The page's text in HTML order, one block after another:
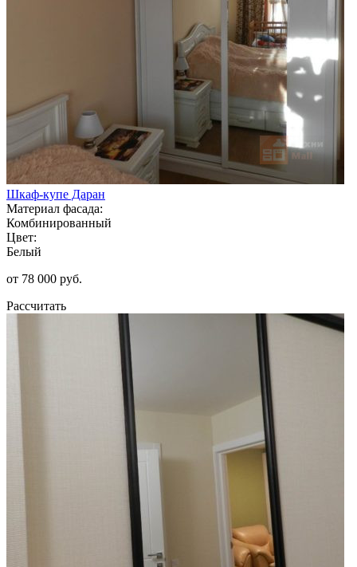
Шкаф-купе Даран
Материал фасада:
Комбинированный
Цвет:
Белый
от 78 000 руб.
Рассчитать